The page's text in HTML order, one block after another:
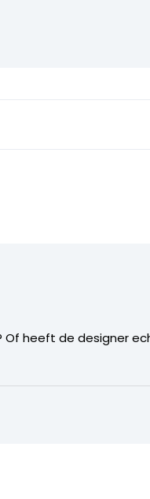
heeft de designer